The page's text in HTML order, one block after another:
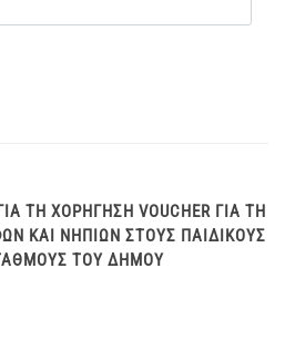
ΤΗ ΧΟΡΉΓΗΣΗ VOUCHER ΓΙΑ ΤΗ
ΚΑΙ ΝΗΠΊΩΝ ΣΤΟΥΣ ΠΑΙΔΙΚΟΎΣ
ΤΟΥ ΔΉΜΟΥ